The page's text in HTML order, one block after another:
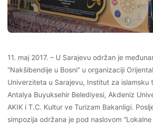
11. maj 2017. – U Sarajevu održan je
“Nakšibendije u Bosni” u organizaciji
Univerziteta u Sarajevu, Institut za islamsku
Antalya Buyuksehir Belediyesi, Akdeniz
AKIK i T.C. Kultur ve Turizam Bakanligi.
simpozija održana je pod naslovom